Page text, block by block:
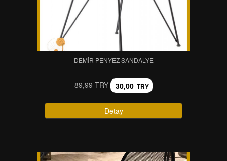
DEMIR PENYEZ SANDALYE
89,99 TRY 30,00 TRY
Detay